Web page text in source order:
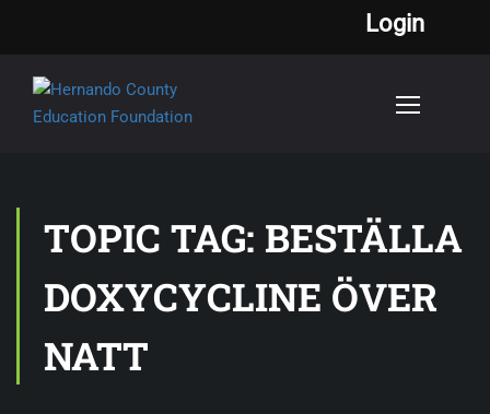
Login
TOPIC TAG: BESTÄLLA
DOXYCYCLINE ÖVER
NATT